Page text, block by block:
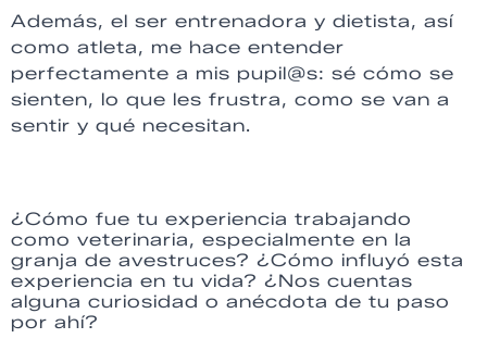
Además, el ser entrenadora y dietista, así
como atleta, me hace entender
perfectamente a mis pupil@s: sé cómo se
sienten, lo que les frustra, como se van a
sentir y qué necesitan.
¿Cómo fue tu experiencia trabajando
como veterinaria, especialmente en la
granja de avestruces? ¿Cómo influyó esta
experiencia en tu vida? ¿Nos cuentas
alguna curiosidad o anécdota de tu paso
por ahí?